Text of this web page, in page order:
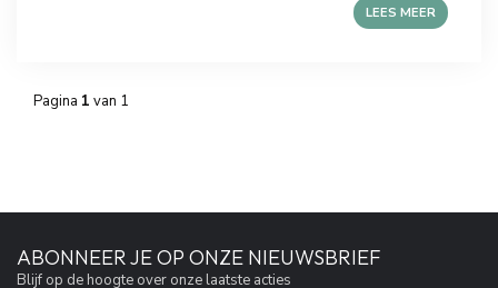
LEES MEER
Pagina 1 van 1
ABONNEER JE OP ONZE NIEUWSBRIEF
Blijf op de hoogte over onze laatste acties